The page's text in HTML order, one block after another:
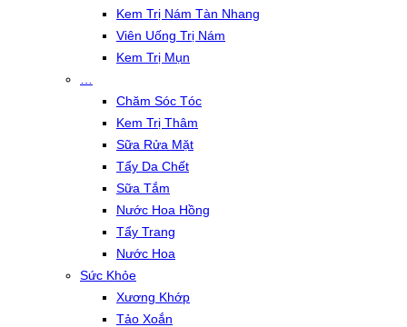
Kem Trị Nám Tàn Nhang
Viên Uống Trị Nám
Kem Trị Mụn
Chăm Sóc Tóc
Kem Trị Thâm
Sữa Rửa Mặt
Tẩy Da Chết
Sữa Tắm
Nước Hoa Hồng
Tẩy Trang
Nước Hoa
Sức Khỏe
Xương Khớp
Tảo Xoắn